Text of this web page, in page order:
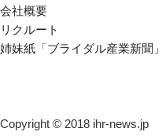
会社概要
リクルート
姉妹紙「ブライダル産業新聞」
Copyright © 2018 ihr-news.jp